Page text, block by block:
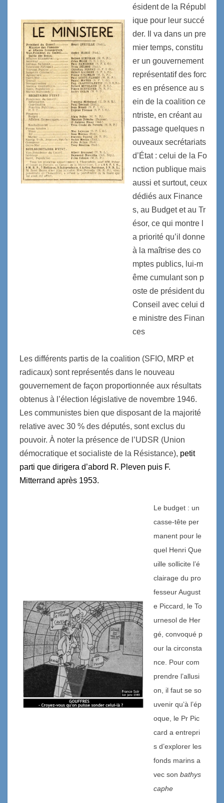
ésident de la Républ
ique pour leur succé
der. Il va dans un pre
mier temps, constitu
er un gouvernement
représentatif des forc
es en présence au s
ein de la coalition ce
ntriste, en créant au
passage quelques n
ouveaux secrétariats
d’État : celui de la Fo
nction publique mais
aussi et surtout, ceux
dédiés aux Finance
s, au Budget et au Tr
ésor, ce qui montre l
a priorité qu’il donne
à la maîtrise des co
mptes publics, lui-m
ême cumulant son p
oste de président du
Conseil avec celui d
e ministre des Finan
ces
Les différents partis de la coalition (SFIO, MRP et
radicaux) sont représentés dans le nouveau
gouvernement de façon proportionnée aux résultats
obtenus à l’élection législative de novembre 1946.
Les communistes bien que disposant de la majorité
relative avec 30 % des députés, sont exclus du
pouvoir. À noter la présence de l’UDSR (Union
démocratique et socialiste de la Résistance), petit
parti que dirigera d’abord R. Pleven puis F.
Mitterrand après 1953.
Le budget : un
casse-tête per
manent pour le
quel Henri Que
uille sollicite l’é
clairage du pro
fesseur August
e Piccard, le To
urnesol de Her
gé, convoqué p
our la circonsta
nce. Pour com
prendre l’allusi
on, il faut se so
uvenir qu’à l’ép
oque, le Pr Pic
card a entrepri
s d’explorer les
fonds marins a
vec sonbathys
caphe